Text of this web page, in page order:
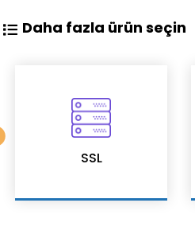
Daha fazla ürün seçin
SSL